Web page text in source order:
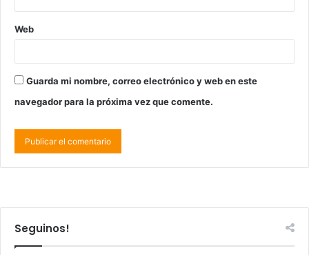
Web
Guarda mi nombre, correo electrónico y web en este
navegador para la próxima vez que comente.
Seguinos!